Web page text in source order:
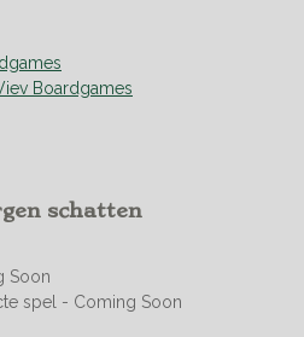
Boardgames
schatten
Soon
spel - Coming Soon